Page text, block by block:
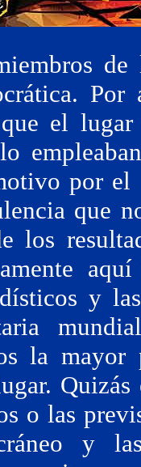
el lugar
por el
que
los
y
la mayor
o las
y